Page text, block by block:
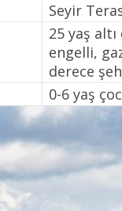
Seyir
25 yaş
engelli,
derece
0-6 yaş